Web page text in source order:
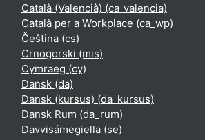
Català (Valencià) ‎(ca_valencia)‎
Català per a Workplace ‎(ca_wp)‎
Čeština ‎(cs)‎
Crnogorski ‎(mis)‎
Cymraeg ‎(cy)‎
Dansk ‎(da)‎
Dansk (kursus) ‎(da_kursus)‎
Dansk Rum ‎(da_rum)‎
Davvisámegiella ‎(se)‎